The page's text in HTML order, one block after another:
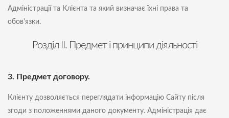
Адміністрації та Клієнта та який визначає їхні права та
обов'язки.
Розділ II. Предмет і принципи діяльності
3. Предмет договору.
Клієнту дозволяється переглядати інформацію Сайту після
згоди з положеннями даного документу. Адміністрація дає